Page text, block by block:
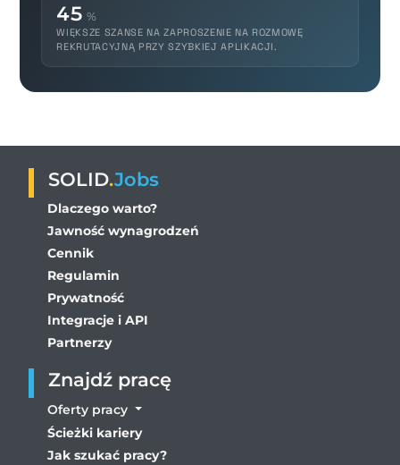
45 %
WIĘKSZE SZANSE NA ZAPROSZENIE NA ROZMOWĘ
REKRUTACYJNĄ PRZY SZYBKIEJ APLIKACJI.
SOLID.Jobs
Dlaczego warto?
Jawność wynagrodzeń
Cennik
Regulamin
Prywatność
Integracje i API
Partnerzy
Znajdź pracę
Oferty pracy
Ścieżki kariery
Jak szukać pracy?